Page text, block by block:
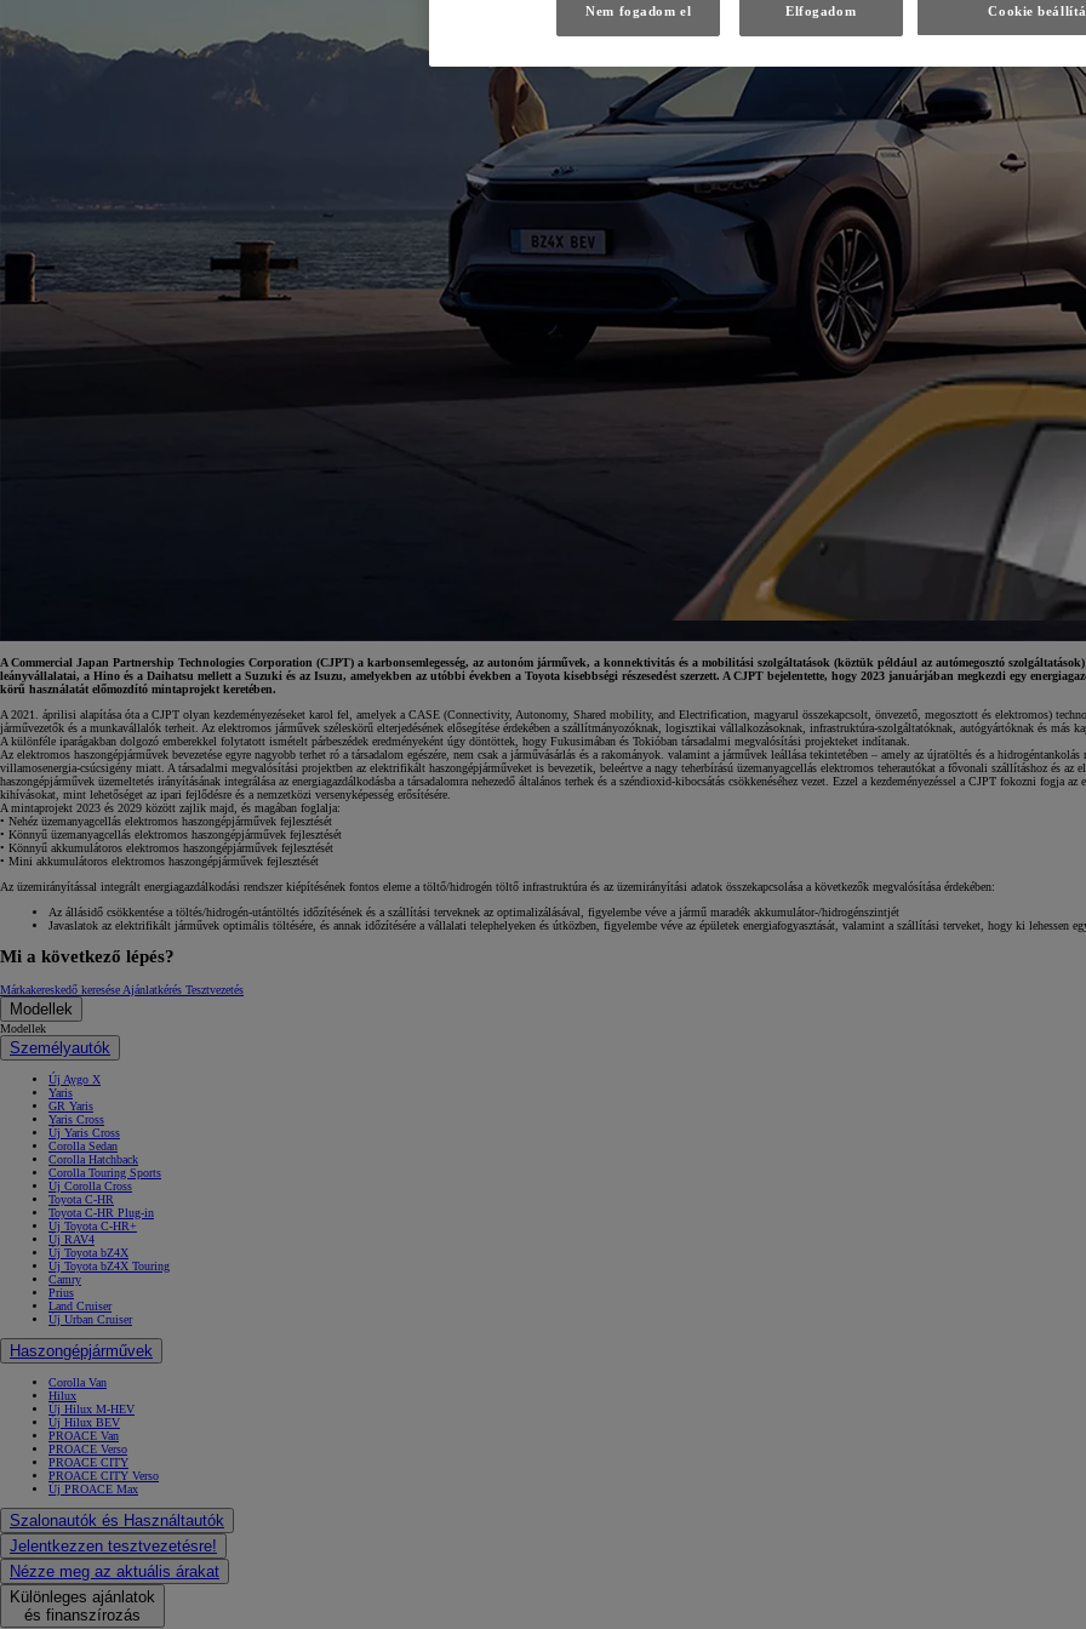
7 700 000 Ft-tól
A Commercial Japan Partnership Technologies Corporation (CJPT) a karbonsemlegesség, az autonóm járművek, a konnektivitás és a mobilitási szolgáltatások (köztük például az autómegosztó
leányvállalatai, a Hino és a Daihatsu mellett a Suzuki és az Isuzu, amelyekben az utóbbi években a Toyota kisebbségi részesedést szerzett. A CJPT bejelentette, hogy 2023 januárjában megkezdi egy
körű használatát előmozdító mintaprojekt keretében.
A 2021. áprilisi alapítása óta a CJPT olyan kezdeményezéseket karol fel, amelyek a CASE (Connectivity, Autonomy, Shared mobility, and Electrification, magyarul összekapcsolt, önvezető, megosztott és elektromos)
járművezetők és a munkavállalók terheit. Az elektromos járművek széleskörű elterjedésének elősegítése érdekében a szállítmányozóknak, logisztikai vállalkozásoknak, infrastruktúra-szolgáltatóknak, autógyártóknak és
A különféle iparágakban dolgozó emberekkel folytatott ismételt párbeszédek eredményeként úgy döntöttek, hogy Fukusimában és Tokióban társadalmi megvalósítási projekteket indítanak.
Az elektromos haszongépjárművek bevezetése egyre nagyobb terhet ró a társadalom egészére, nem csak a járművásárlás és a rakományok. valamint a járművek leállása tekintetében – amely az újratöltés és a
villamosenergia-csúcsigény miatt. A társadalmi megvalósítási projektben az elektrifikált haszongépjárműveket is bevezetik, beleértve a nagy teherbírású üzemanyagcellás elektromos teherautókat a fővonali szállításhoz és
haszongépjárművek üzemeltetés irányításának integrálása az energiagazdálkodásba a társadalomra nehezedő általános terhek és a széndioxid-kibocsátás csökkenéséhez vezet. Ezzel a kezdeményezéssel a CJPT fokozni
kihívásokat, mint lehetőséget az ipari fejlődésre és a nemzetközi versenyképesség erősítésére.
A mintaprojekt 2023 és 2029 között zajlik majd, és magában foglalja:
• Nehéz üzemanyagcellás elektromos haszongépjárművek fejlesztését
• Könnyű üzemanyagcellás elektromos haszongépjárművek fejlesztését
• Könnyű akkumulátoros elektromos haszongépjárművek fejlesztését
• Mini akkumulátoros elektromos haszongépjárművek fejlesztését
Az üzemirányítással integrált energiagazdálkodási rendszer kiépítésének fontos eleme a töltő/hidrogén töltő infrastruktúra és az üzemirányítási adatok összekapcsolása a következők megvalósítása érdekében:
Az állásidő csökkentése a töltés/hidrogén-utántöltés időzítésének és a szállítási terveknek az optimalizálásával, figyelembe véve a jármű maradék akkumulátor-/hidrogénszintjét
Javaslatok az elektrifikált járművek optimális töltésére, és annak időzítésére a vállalati telephelyeken és útközben, figyelembe véve az épületek energiafogyasztását, valamint a szállítási terveket, hogy ki
Mi a következő lépés?
Márkakereskedő keresése Ajánlatkérés Tesztvezetés
Modellek
Modellek
Személyautók
Új Aygo X
Yaris
GR Yaris
Yaris Cross
Új Yaris Cross
Corolla Sedan
Corolla Hatchback
Corolla Touring Sports
Új Corolla Cross
Toyota C-HR
Toyota C-HR Plug-in
Új Toyota C-HR+
Új RAV4
Új Toyota bZ4X
Új Toyota bZ4X Touring
Camry
Prius
Land Cruiser
Új Urban Cruiser
Haszongépjárművek
Corolla Van
Hilux
Új Hilux M-HEV
Új Hilux BEV
PROACE Van
PROACE Verso
PROACE CITY
PROACE CITY Verso
Új PROACE Max
Szalonautók és Használtautók
Jelentkezzen tesztvezetésre!
Nézze meg az aktuális árakat
Különleges ajánlatok
és finanszírozás
Cookie
Nem fogadom el Elfogadom